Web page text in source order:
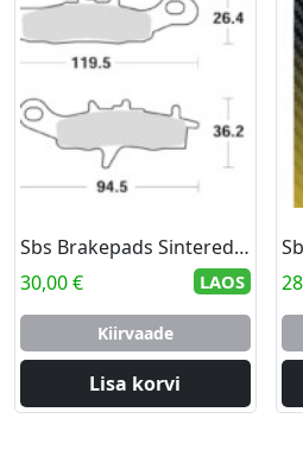
Sbs Brakepads Sintered Offroad
30,00€ LAOS
Kiirvaade
Lisa korvi